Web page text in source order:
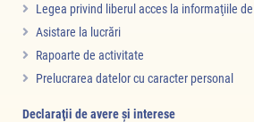
Legea privind liberul acces la informaţiile
Asistare la lucrări
Rapoarte de activitate
Prelucrarea datelor cu caracter personal
Declaraţii de avere şi interese